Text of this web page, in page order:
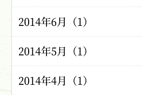
2014年6月（1）
2014年5月（1）
2014年4月（1）